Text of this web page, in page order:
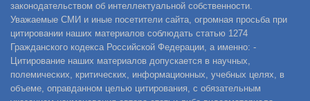
законодательством об интеллектуальной собственности.
Уважаемые СМИ и иные посетители сайта, огромная просьба при
цитировании наших материалов соблюдать статью 1274
Гражданского кодекса Российской Федерации, а именно: -
Цитирование наших материалов допускается в научных,
полемических, критических, информационных, учебных целях, в
объеме, оправданном целью цитирования, с обязательным